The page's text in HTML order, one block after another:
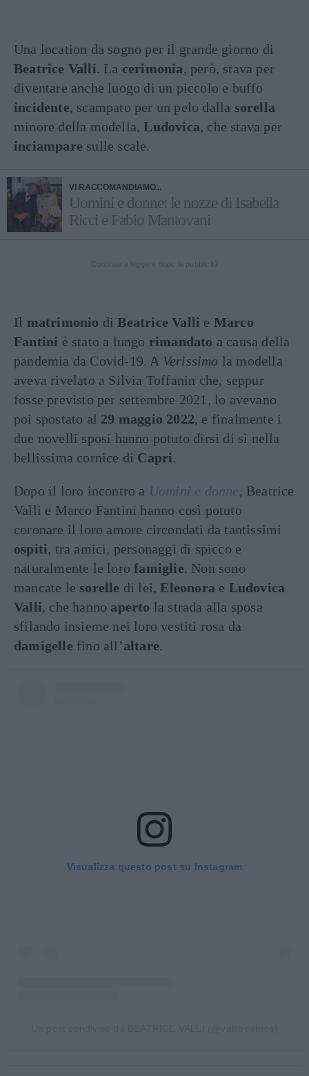
Una location da sogno per il grande giorno di
Beatrice Valli. La cerimonia, però, stava per
diventare anche luogo di un piccolo e buffo
incidente, scampato per un pelo dalla sorella
minore della modella,Ludovica, che stava per
inciampare sulle scale.
VI RACCOMANDIAMO...
Uomini e donne: le nozze di Isabella
Ricci e Fabio Mantovani
Il matrimonio diBeatrice Valli e Marco
Fantini è stato a lungo rimandato a causa della
pandemia da Covid-19. A Verissimo la modella
aveva rivelato a Silvia Toffanin che, seppur
fosse previsto per settembre 2021, lo avevano
poi spostato al 29 maggio 2022, e finalmente i
due novelli sposi hanno potuto dirsi di sì nella
bellissima cornice di Capri.
Dopo il loro incontro a Uomini e donne, Beatrice
Valli e Marco Fantini hanno così potuto
coronare il loro amore circondati da tantissimi
ospiti, tra amici, personaggi di spicco e
naturalmente le lorofamiglie. Non sono
mancate le sorelle di lei,Eleonora e Ludovica
Valli, che hanno aperto la strada alla sposa
sfilando insieme nei loro vestiti rosa da
damigelle fino all’altare.
Visualizza questo post su Instagram